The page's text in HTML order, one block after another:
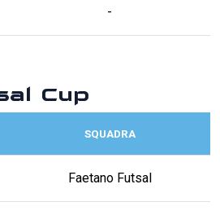
-
Cup
SQUADRA
Faetano Futsal